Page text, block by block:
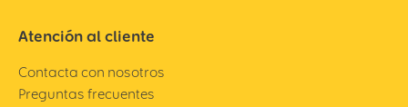
Atención al cliente
Contacta con nosotros
Preguntas frecuentes